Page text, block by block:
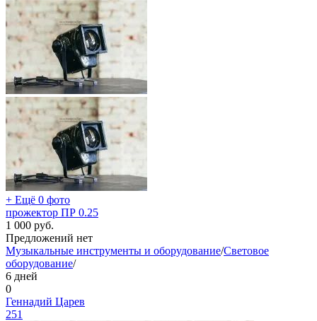
+ Ещё 0 фото
прожектор ПР 0.25
1 000 руб.
Предложений нет
Музыкальные инструменты и оборудование/Световое
оборудование/
6 дней
0
Геннадий Царев
251